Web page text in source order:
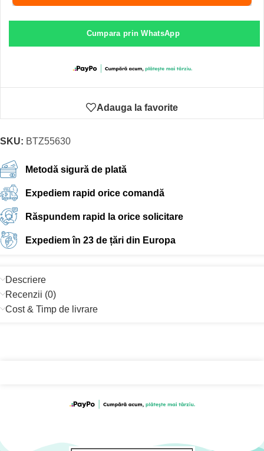
Cumpara prin WhatsApp
Adauga la favorite
SKU: BTZ55630
Metodă sigură de plată
Expediem rapid orice comandă
Răspundem rapid la orice solicitare
Expediem în 23 de țări din Europa
Descriere
Recenzii (0)
Cost & Timp de livrare